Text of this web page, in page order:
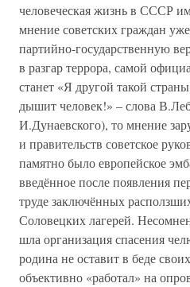
человеческая жизнь в СССР
мнение советских граждан
партийно-государственную
в разгар террора, самой
станет «Я другой такой
дышит человек!» – слова
И.Дунаевского), то мнение
и правительств советское
памятно было европейское
введённое после появления
труде заключённых
Соловецких лагерей.
шла организация спасения
родина не оставит в беде
объективно «работал» на